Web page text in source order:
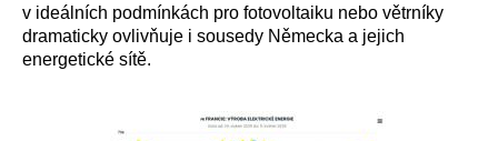
v ideálních podmínkách pro fotovoltaiku nebo větrníky
dramaticky ovlivňuje i sousedy Německa a jejich
energetické sítě.